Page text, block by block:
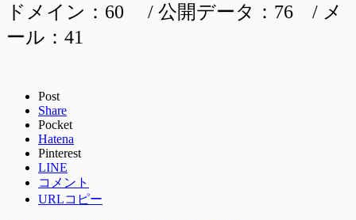
ドメイン：60 / 公開データ：76 / メ
ール：41
Post
Share
Pocket
Hatena
Pinterest
LINE
コメント
URLコピー